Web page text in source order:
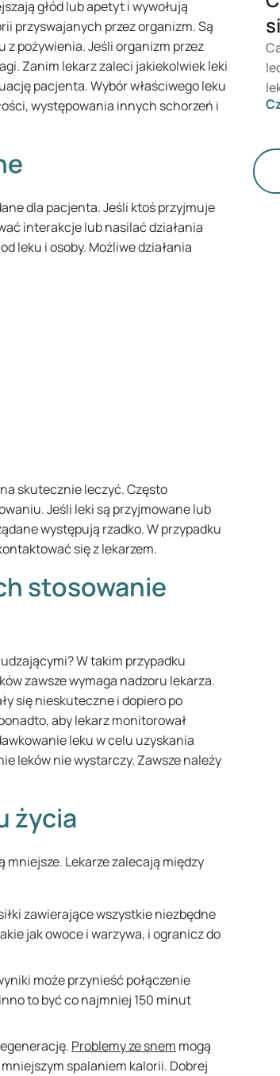
głód lub apetyt i wywołują
przyswajanych przez organizm. Są
z pożywienia. Jeśli organizm przez
Zanim lekarz zaleci jakiekolwiek leki
pacjenta. Wybór właściwego leku
występowania innych schorzeń i
dla pacjenta. Jeśli ktoś przyjmuje
interakcje lub nasilać działania
leku i osoby. Możliwe działania
skutecznie leczyć. Często
Jeśli leki są przyjmowane lub
występują rzadko. W przypadku
się z lekarzem.
stosowanie
W takim przypadku
zawsze wymaga nadzoru lekarza.
się nieskuteczne i dopiero po
aby lekarz monitorował
leku w celu uzyskania
leków nie wystarczy. Zawsze należy
życia
Lekarze zalecają między
zawierające wszystkie niezbędne
jak owoce i warzywa, i ogranicz do
może przynieść połączenie
to być co najmniej 150 minut
Problemy ze snem mogą
spalaniem kalorii. Dobrej